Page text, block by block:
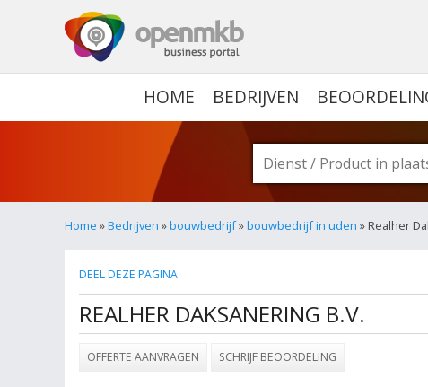
HOME BEDRIJVEN
Home »Bedrijven »bouwbedrijf»bouwbedrijf in uden » Realher
DEEL DEZE PAGINA
REALHER DAKSANERING B.V.
OFFERTE AANVRAGEN SCHRIJF BEOORDELING